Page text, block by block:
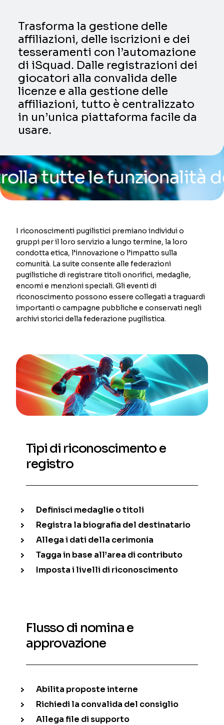
Trasforma la gestione delle
affiliazioni, delle iscrizioni e dei
tesseramenti con l’automazione
di iSquad. Dalle registrazioni dei
giocatori alla convalida delle
licenze e alla gestione delle
affiliazioni, tutto è centralizzato
in un’unica piattaforma facile da
usare.
le funzionalità
I riconoscimenti pugilistici premiano individui o
gruppi per il loro servizio a lungo termine, la loro
condotta etica, l’innovazione o l’impatto sulla
comunità. La suite consente alle federazioni
pugilistiche di registrare titoli onorifici, medaglie,
encomi e menzioni speciali. Gli eventi di
riconoscimento possono essere collegati a traguardi
importanti o campagne pubbliche e conservati negli
archivi storici della federazione pugilistica.
Tipi di riconoscimento e
registro
Definisci medaglie o titoli
Registra la biografia del destinatario
Allega i dati della cerimonia
Tagga in base all’area di contributo
Imposta i livelli di riconoscimento
Flusso di nomina e
approvazione
Abilita proposte interne
Richiedi la convalida del consiglio
Allega file di supporto